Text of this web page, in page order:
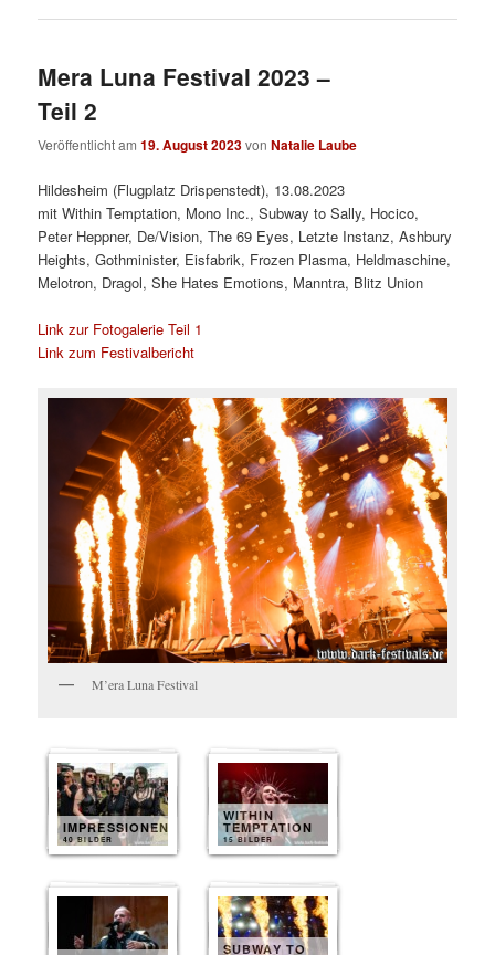
Mera Luna Festival 2023 –
Teil 2
Veröffentlicht am19. August 2023vonNatalie Laube
Hildesheim (Flugplatz Drispenstedt), 13.08.2023
mit Within Temptation, Mono Inc., Subway to Sally, Hocico,
Peter Heppner, De/Vision, The 69 Eyes, Letzte Instanz, Ashbury
Heights, Gothminister, Eisfabrik, Frozen Plasma, Heldmaschine,
Melotron, Dragol, She Hates Emotions, Manntra, Blitz Union
Link zur Fotogalerie Teil 1
Link zum Festivalbericht
M’era Luna Festival
IMPRESSIONEN
40 BILDER
WITHIN
TEMPTATION
15 BILDER
SUBWAY TO